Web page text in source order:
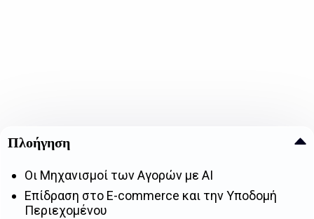
Πλοήγηση
Οι Μηχανισμοί των Αγορών με AI
Επίδραση στο E-commerce και την Υποδομή
Περιεχομένου